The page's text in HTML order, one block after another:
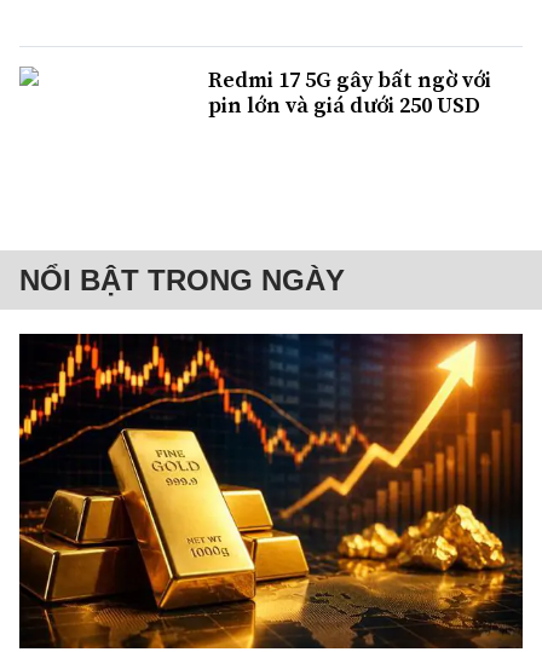
Redmi 17 5G gây bất ngờ với
pin lớn và giá dưới 250 USD
NỔI BẬT TRONG NGÀY